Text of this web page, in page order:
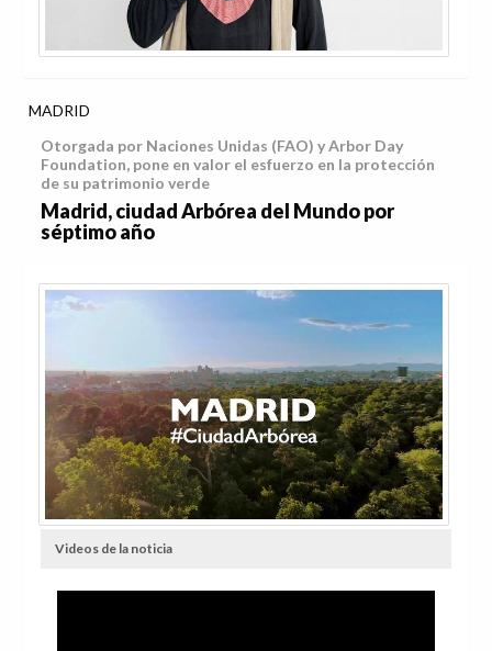
MADRID
Otorgada por Naciones Unidas (FAO) y Arbor Day
Foundation, pone en valor el esfuerzo en la protección
de su patrimonio verde
Madrid, ciudad Arbórea del Mundo por
séptimo año
Videos de la noticia